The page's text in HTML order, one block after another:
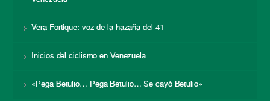
Vera Fortique: voz de la hazaña del 41
Inicios del ciclismo en Venezuela
«Pega Betulio… Pega Betulio… Se cayó Betulio»